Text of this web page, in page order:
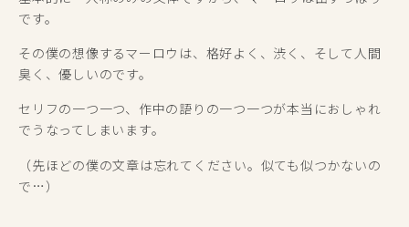
です。
その僕の想像するマーロウは、格好よく、渋く、そして人間
臭く、優しいのです。
セリフの一つ一つ、作中の語りの一つ一つが本当におしゃれ
でうなってしまいます。
（先ほどの僕の文章は忘れてください。似ても似つかないの
で…）